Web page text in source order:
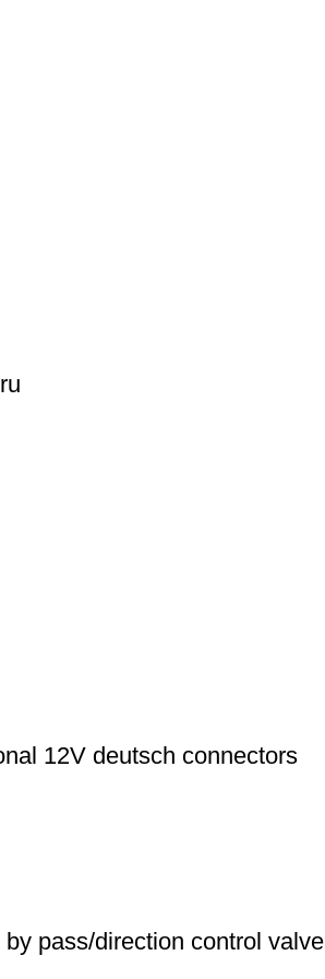
12V deutsch connectors
pass/direction control valve